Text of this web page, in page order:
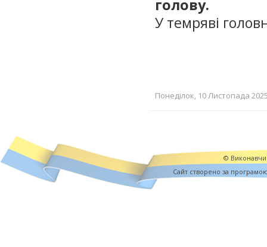
голову.
У темряві
Понеділок, 10 Листопада
©
Cайт створено за